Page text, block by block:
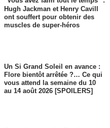
Hugh Jackman et Henry Cavill
ont souffert pour obtenir des
muscles de super-héros
Un Si Grand Soleil en avance :
Flore bientôt arrêtée ?… Ce qui
vous attend la semaine du 10
au 14 août 2026 [SPOILERS]